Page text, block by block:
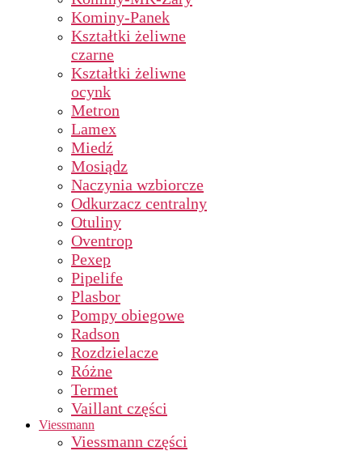
Kominy-Panek
Kształtki żeliwne
czarne
Kształtki żeliwne
ocynk
Metron
Lamex
Miedź
Mosiądz
Naczynia wzbiorcze
Odkurzacz centralny
Otuliny
Oventrop
Pexep
Pipelife
Plasbor
Pompy obiegowe
Radson
Rozdzielacze
Różne
Termet
Vaillant części
Viessmann
Viessmann części